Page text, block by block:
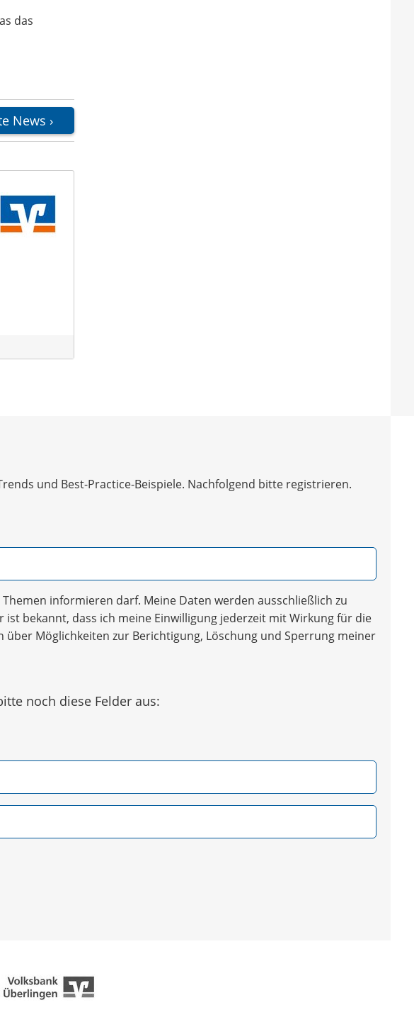
das
News
und Best-Practice-Beispiele. Nachfolgend bitte registrieren.
informieren darf. Meine Daten werden ausschließlich zu
bekannt, dass ich meine Einwilligung jederzeit mit Wirkung für die
über Möglichkeiten zur Berichtigung, Löschung und Sperrung meiner
noch diese Felder aus: